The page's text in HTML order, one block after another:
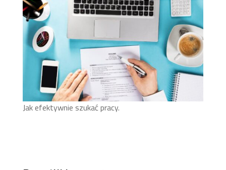
Jak efektywnie szukać pracy.